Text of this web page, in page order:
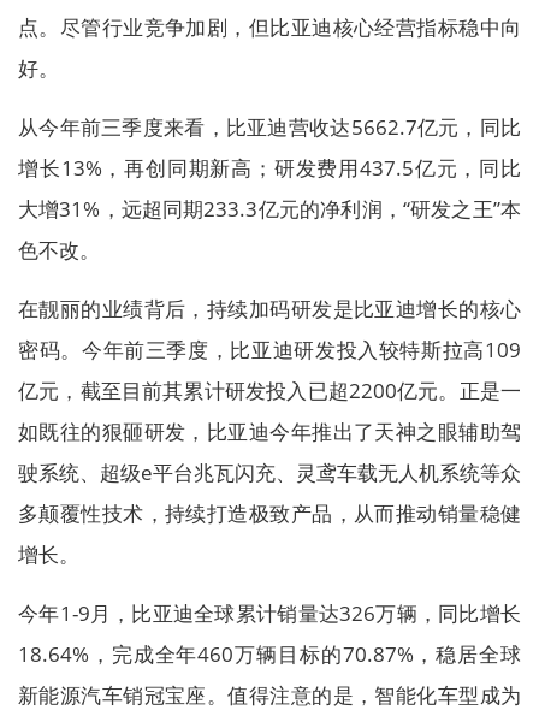
点。尽管行业竞争加剧，但比亚迪核心经营指标稳中向
好。
从今年前三季度来看，比亚迪营收达5662.7亿元，同比
增长13%，再创同期新高；研发费用437.5亿元，同比
大增31%，远超同期233.3亿元的净利润，“研发之王”本
色不改。
在靓丽的业绩背后，持续加码研发是比亚迪增长的核心
密码。今年前三季度，比亚迪研发投入较特斯拉高109
亿元，截至目前其累计研发投入已超2200亿元。正是一
如既往的狠砸研发，比亚迪今年推出了天神之眼辅助驾
驶系统、超级e平台兆瓦闪充、灵鸢车载无人机系统等众
多颠覆性技术，持续打造极致产品，从而推动销量稳健
增长。
今年1-9月，比亚迪全球累计销量达326万辆，同比增长
18.64%，完成全年460万辆目标的70.87%，稳居全球
新能源汽车销冠宝座。值得注意的是，智能化车型成为